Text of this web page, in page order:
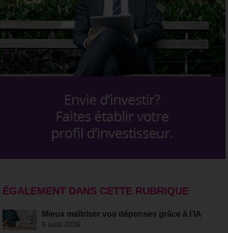
ÉGALEMENT DANS CETTE RUBRIQUE
Mieux maîtriser vos dépenses grâce à l’IA
6 août 2026